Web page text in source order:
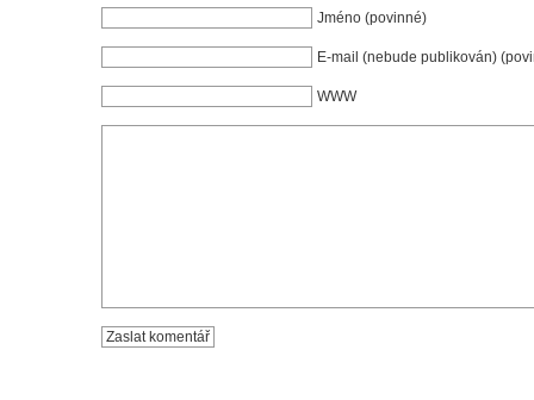
Jméno (povinné)
E-mail (nebude publikován)
WWW